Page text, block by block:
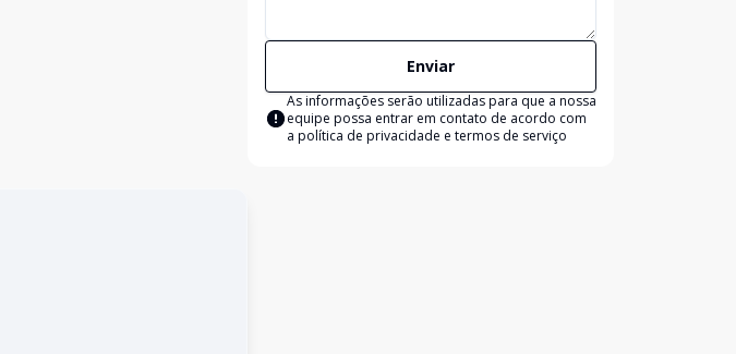
Enviar
As informações serão utilizadas para que a nossa
equipe possa entrar em contato de acordo com
a política de privacidade e termos de serviço